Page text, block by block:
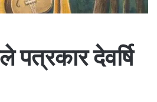
देवर्षि